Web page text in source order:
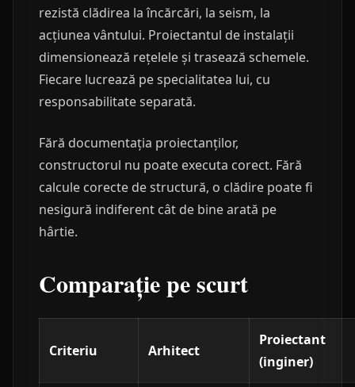
rezistă clădirea la încărcări, la seism, la
acțiunea vântului. Proiectantul de instalații
dimensionează rețelele și trasează schemele.
Fiecare lucrează pe specialitatea lui, cu
responsabilitate separată.
Fără documentația proiectanților,
constructorul nu poate executa corect. Fără
calcule corecte de structură, o clădire poate fi
nesigură indiferent cât de bine arată pe
hârtie.
Comparație pe scurt
Criteriu Arhitect
Proiectant
(inginer)